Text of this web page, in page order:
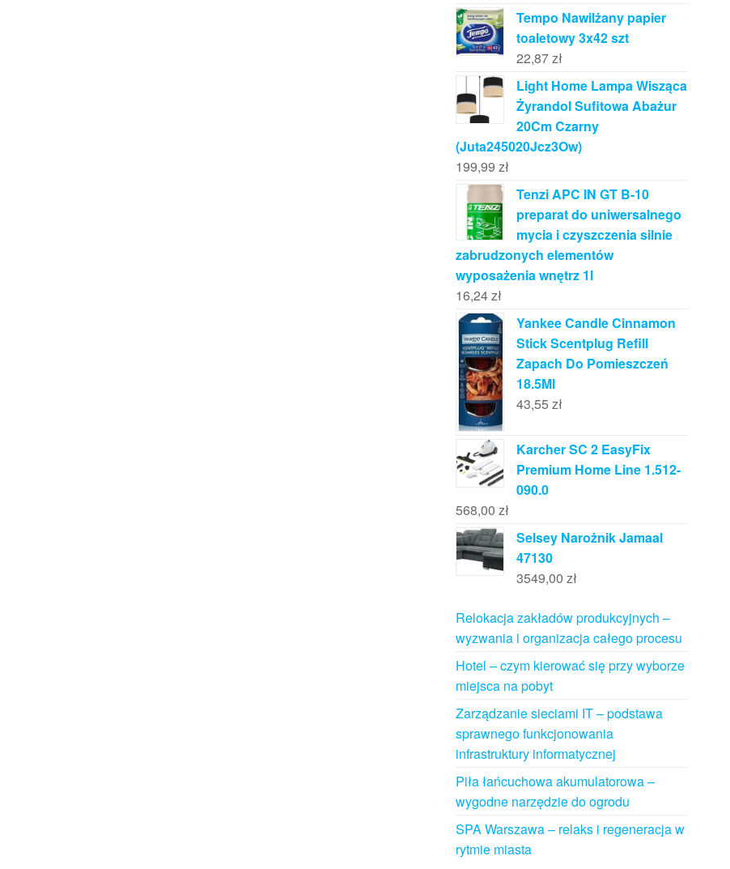
Tempo Nawilżany papier
toaletowy 3x42 szt
22,87zł
Light Home Lampa Wisząca
Żyrandol Sufitowa Abażur
20Cm Czarny
(Juta245020Jcz3Ow)
199,99 zł
Tenzi APC IN GT B-10
preparat do uniwersalnego
mycia i czyszczenia silnie
zabrudzonych elementów
wyposażenia wnętrz 1l
16,24zł
Yankee Candle Cinnamon
Stick Scentplug Refill
Zapach Do Pomieszczeń
18.5Ml
43,55 zł
Karcher SC 2 EasyFix
Premium Home Line 1.512-
090.0
568,00 zł
Selsey Narożnik Jamaal
47130
3549,00 zł
Relokacja zakładów produkcyjnych –
wyzwania i organizacja całego procesu
Hotel – czym kierować się przy wyborze
miejsca na pobyt
Zarządzanie sieciami IT – podstawa
sprawnego funkcjonowania
infrastruktury informatycznej
Piła łańcuchowa akumulatorowa –
wygodne narzędzie do ogrodu
SPA Warszawa – relaks i regeneracja w
rytmie miasta